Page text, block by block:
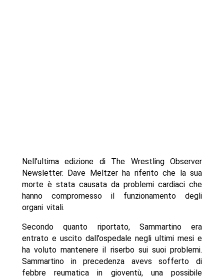
Nell’ultima edizione di The Wrestling Observer
Newsletter. Dave Meltzer ha riferito che la sua
morte è stata causata da problemi cardiaci che
hanno compromesso il funzionamento degli
organi vitali.
Secondo quanto riportato, Sammartino era
entrato e uscito dall’ospedale negli ultimi mesi e
ha voluto mantenere il riserbo sui suoi problemi.
Sammartino in precedenza avevs sofferto di
febbre reumatica in gioventù, una possibile